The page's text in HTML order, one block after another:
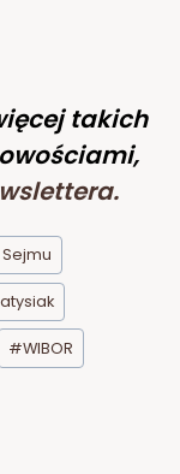
takich
.
#WIBOR